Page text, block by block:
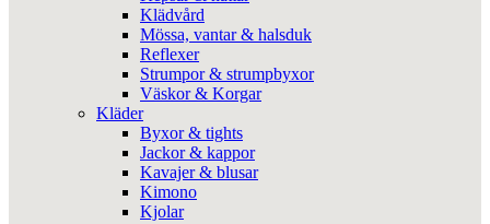
Klädvård
Mössa, vantar & halsduk
Reflexer
Strumpor & strumpbyxor
Väskor & Korgar
Kläder
Byxor & tights
Jackor & kappor
Kavajer & blusar
Kimono
Kjolar